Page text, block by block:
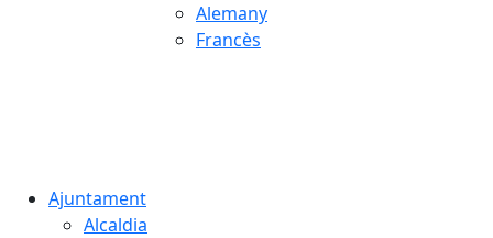
Alemany
Francès
Ajuntament
Alcaldia